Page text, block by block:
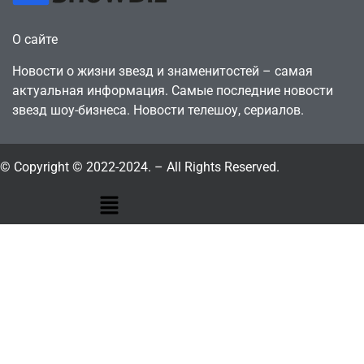
О сайте
Новости о жизни звезд и знаменитостей – самая
актуальная информация. Самые последние новости
звезд шоу-бизнеса. Новости телешоу, сериалов.
© Copyright © 2022-2024. – All Rights Reserved.